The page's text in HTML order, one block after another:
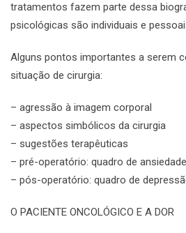
tratamentos fazem parte dessa
psicológicas são individuais e
Alguns pontos importantes a serem
situação de cirurgia:
– agressão à imagem corporal
– aspectos simbólicos da cirurgia
– sugestões terapêuticas
– pré-operatório: quadro de
– pós-operatório: quadro de
O PACIENTE ONCOLÓGICO E A DOR